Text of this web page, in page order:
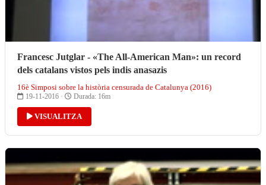
Francesc Jutglar - «The All-American Man»: un record
dels catalans vistos pels indis anasazis
16è Simposi sobre la història censurada de Catalunya (2016)
19-11-2016 · Durada: 16m
VISUALITZA